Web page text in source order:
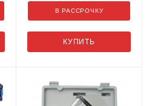
КУПИТЬ
В РАССРОЧКУ